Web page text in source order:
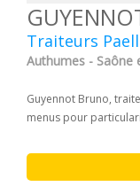
Traiteurs
Authumes - Saône
Guyennot Bruno,
menus pour